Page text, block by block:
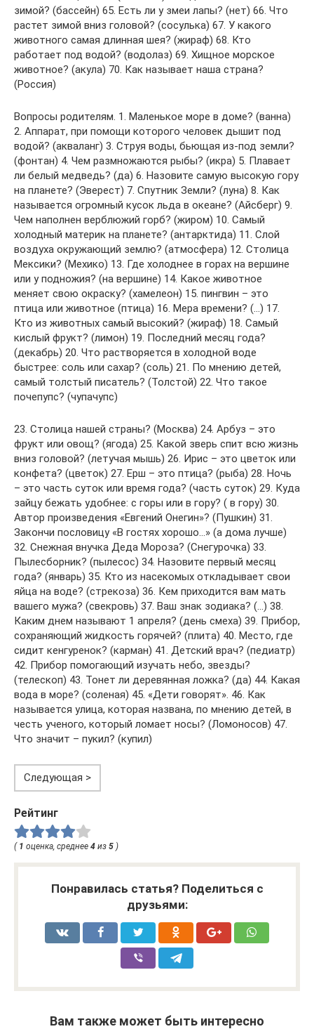
зимой? (бассейн) 65. Есть ли у змеи лапы? (нет) 66. Что
растет зимой вниз головой? (сосулька) 67. У какого
животного самая длинная шея? (жираф) 68. Кто
работает под водой? (водолаз) 69. Хищное морское
животное? (акула) 70. Как называет наша страна?
(Россия)
Вопросы родителям. 1. Маленькое море в доме? (ванна)
2. Аппарат, при помощи которого человек дышит под
водой? (акваланг) 3. Струя воды, бьющая из-под земли?
(фонтан) 4. Чем размножаются рыбы? (икра) 5. Плавает
ли белый медведь? (да) 6. Назовите самую высокую гору
на планете? (Эверест) 7. Спутник Земли? (луна) 8. Как
называется огромный кусок льда в океане? (Айсберг) 9.
Чем наполнен верблюжий горб? (жиром) 10. Самый
холодный материк на планете? (антарктида) 11. Слой
воздуха окружающий землю? (атмосфера) 12. Столица
Мексики? (Мехико) 13. Где холоднее в горах на вершине
или у подножия? (на вершине) 14. Какое животное
меняет свою окраску? (хамелеон) 15. пингвин – это
птица или животное (птица) 16. Мера времени? (…) 17.
Кто из животных самый высокий? (жираф) 18. Самый
кислый фрукт? (лимон) 19. Последний месяц года?
(декабрь) 20. Что растворяется в холодной воде
быстрее: соль или сахар? (соль) 21. По мнению детей,
самый толстый писатель? (Толстой) 22. Что такое
почепупс? (чупачупс)
23. Столица нашей страны? (Москва) 24. Арбуз – это
фрукт или овощ? (ягода) 25. Какой зверь спит всю жизнь
вниз головой? (летучая мышь) 26. Ирис – это цветок или
конфета? (цветок) 27. Ерш – это птица? (рыба) 28. Ночь
– это часть суток или время года? (часть суток) 29. Куда
зайцу бежать удобнее: с горы или в гору? ( в гору) 30.
Автор произведения «Евгений Онегин»? (Пушкин) 31.
Закончи пословицу «В гостях хорошо…» (а дома лучше)
32. Снежная внучка Деда Мороза? (Снегурочка) 33.
Пылесборник? (пылесос) 34. Назовите первый месяц
года? (январь) 35. Кто из насекомых откладывает свои
яйца на воде? (стрекоза) 36. Кем приходится вам мать
вашего мужа? (свекровь) 37. Ваш знак зодиака? (…) 38.
Каким днем называют 1 апреля? (день смеха) 39. Прибор,
сохраняющий жидкость горячей? (плита) 40. Место, где
сидит кенгуренок? (карман) 41. Детский врач? (педиатр)
42. Прибор помогающий изучать небо, звезды?
(телескоп) 43. Тонет ли деревянная ложка? (да) 44. Какая
вода в море? (соленая) 45. «Дети говорят». 46. Как
называется улица, которая названа, по мнению детей, в
честь ученого, который ломает носы? (Ломоносов) 47.
Что значит – пукил? (купил)
Следующая >
Рейтинг
( 1 оценка, среднее 4 из 5 )
Понравилась статья? Поделиться с
друзьями:
Вам также может быть интересно